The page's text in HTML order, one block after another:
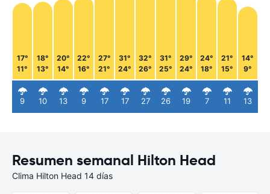
17°
11°
9
18°
13°
10
20°
14°
13
22°
16°
9
27°
21°
17
31°
24°
17
32°
26°
27
31°
25°
26
29°
24°
19
24°
18°
7
21°
15°
11
14°
9°
13
Resumen semanal Hilton Head
Clima Hilton Head 14 días